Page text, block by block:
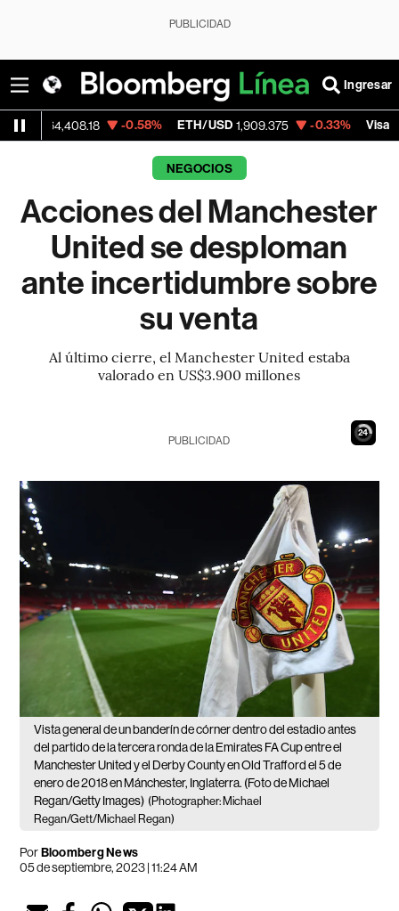
PUBLICIDAD
Ingresar
-0.58% ETH/USD 1,909.375 -0.33% Visa 369.38
NEGOCIOS
Acciones del Manchester
United se desploman
ante incertidumbre sobre
su venta
Al último cierre, el Manchester United estaba
valorado en US$3.900 millones
23
PUBLICIDAD
Vista general de un banderín de córner dentro del estadio antes
del partido de la tercera ronda de la Emirates FA Cup entre el
Manchester United y el Derby County en Old Trafford el 5 de
enero de 2018 en Mánchester, Inglaterra. (Foto de Michael
Regan/Getty Images) (Photographer: Michael
Regan/Gett/Michael Regan)
PorBloomberg News
05 de septiembre, 2023 | 11:24 AM